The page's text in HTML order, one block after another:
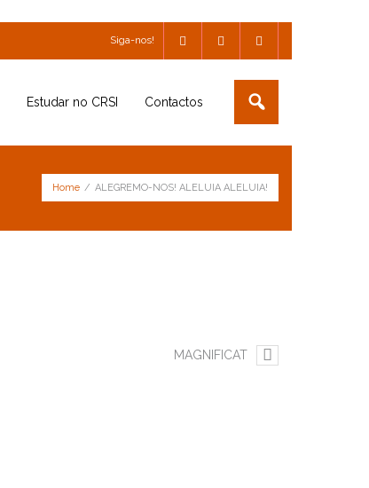
Siga-nos!
Estudar no CRSI Contactos
Home / ALEGREMO-NOS! ALELUIA ALELUIA!
MAGNIFICAT